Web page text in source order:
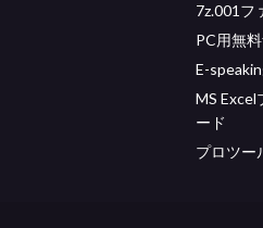
7z.001フ
PC用無
E-
MS Excel
ード
プロツー